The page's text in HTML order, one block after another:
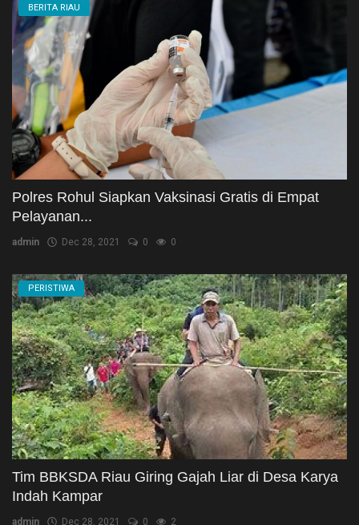
BERITA RIAU
Polres Rohul Siapkan Vaksinasi Gratis di Empat
Pelayanan...
admin Dec 28, 2021 0 0
PERISTIWA
Tim BBKSDA Riau Giring Gajah Liar di Desa Karya
Indah Kampar
admin Dec 28, 2021 0 2